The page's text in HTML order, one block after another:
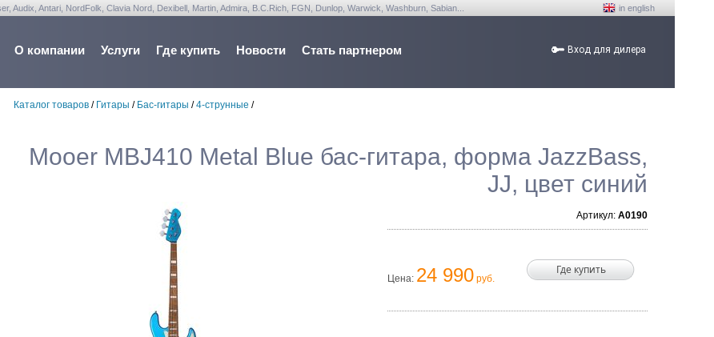
Antari, NordFolk, Clavia Nord, Dexibell, Martin, Admira, B.C.Rich, FGN, Dunlop, Warwick, Washburn, Sabian... in english
О компании Услуги Где купить Новости Стать партнером Вход для дилера
Каталог товаров / Гитары / Бас-гитары /4-струнные /
Mooer MBJ410 Metal Blue бас-гитара, форма JazzBass,
JJ, цвет синий
Артикул: A0190
Цена: 24 990 руб.
Где купить